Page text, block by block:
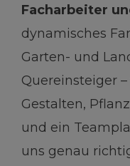
Facharbeiter
dynamisches
Garten- und
Quereinsteiger
Gestalten,
und ein
uns genau